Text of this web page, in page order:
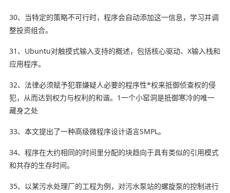
30、当特定的策略不可行时，程序会自动添加这一信息，学习并调
整投资组合。
31、Ubuntu对触摸式输入支持的概述，包括核心驱动、X输入栈和
应用程序。
32、法律必须赋予犯罪嫌疑人必要的程序性*权来抵御侦查权的侵
犯，从而达到权力与权利的和谐。1一个小窑洞是抵御寒冷的唯一
藏身之处
33、本文提出了一种高级微程序设计语言SMPL。
34、程序在大约相同的时间里分配的块趋向于具有类似的引用模式
和共存的生存时间。
35、以某污水处理厂的工程为例，对污水泵站的螺旋泵的控制进行